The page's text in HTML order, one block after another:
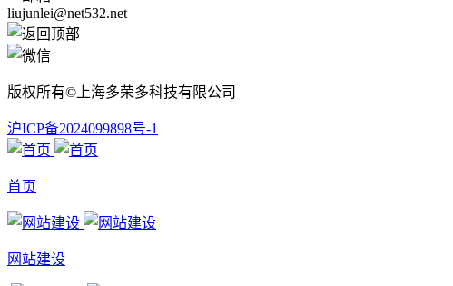
liujunlei@net532.net
版权所有©上海多荣多科技有限公司
沪ICP备2024099898号-1
首页
网站建设